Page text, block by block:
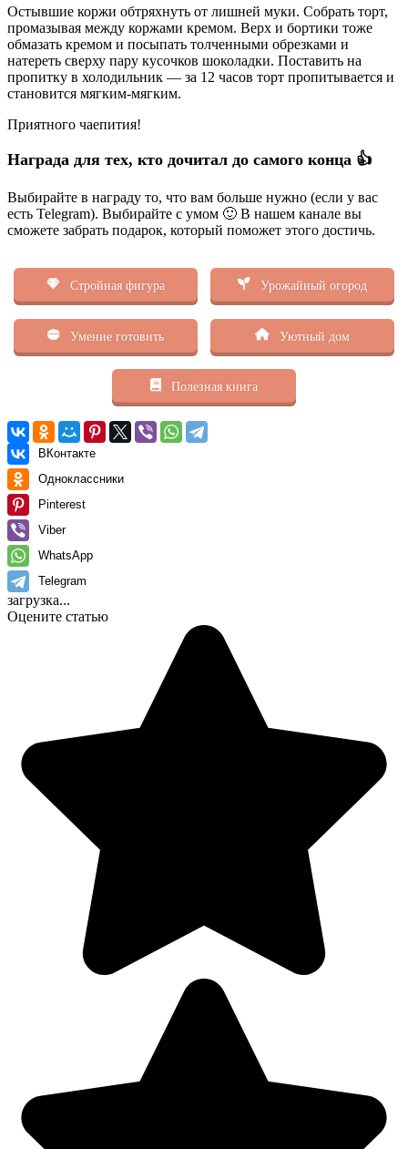
Остывшие коржи обтряхнуть от лишней муки. Собрать торт,
промазывая между коржами кремом. Верх и бортики тоже
обмазать кремом и посыпать толченными обрезками и
натереть сверху пару кусочков шоколадки. Поставить на
пропитку в холодильник — за 12 часов торт пропитывается и
становится мягким-мягким.
Приятного чаепития!
Награда для тех, кто дочитал до самого конца 👍
Выбирайте в награду то, что вам больше нужно (если у вас
есть Telegram). Выбирайте с умом 🙂 В нашем канале вы
сможете забрать подарок, который поможет этого достичь.
Стройная фигура Урожайный огород
Умение готовить Уютный дом
Полезная книга
ВКонтакте
Одноклассники
Pinterest
Viber
WhatsApp
Telegram
загрузка...
Оцените статью